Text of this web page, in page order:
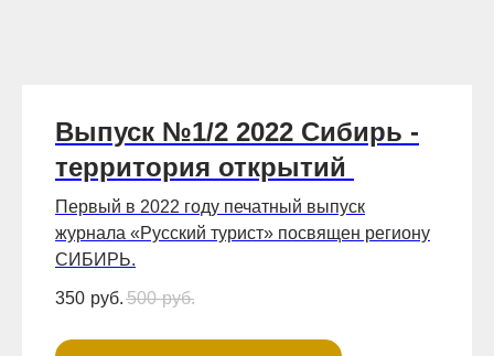
Выпуск №1/2 2022 Сибирь -
территория открытий
Первый в 2022 году печатный выпуск
журнала «Русский турист» посвящен региону
СИБИРЬ.
350 руб. 500 руб.